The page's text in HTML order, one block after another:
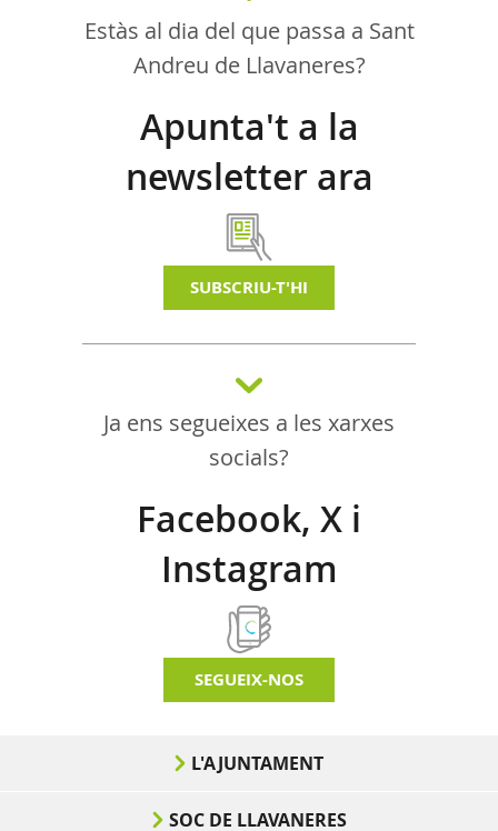
Estàs al dia del que passa a Sant
Andreu de Llavaneres?
Apunta't a la
newsletter ara
SUBSCRIU-T'HI
Ja ens segueixes a les xarxes
socials?
Facebook, X i
Instagram
SEGUEIX-NOS
L'AJUNTAMENT
SOC DE LLAVANERES